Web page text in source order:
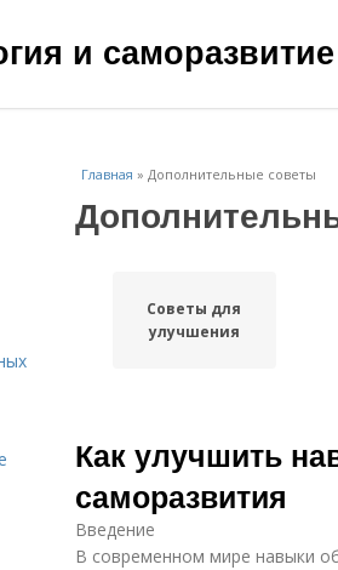
и саморазвитие
Главная » Дополнительные советы
Советы для
улучшения
Как улучшить
саморазвития
Введение
В современном мире навыки